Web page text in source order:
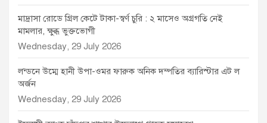
মাদ্রাসা রোডে গ্রিল কেটে টাকা-স্বর্ণ চুরি : ২ মাসেও অগ্রগতি নেই
মামলার, ক্ষুব্ধ ভুক্তভোগী
Wednesday, 29 July 2026
লন্ডনে উম্মে হানী উপা-ওমর ফারুক অনিক দম্পতির ব্যারিস্টার এট ল
অর্জন
Wednesday, 29 July 2026